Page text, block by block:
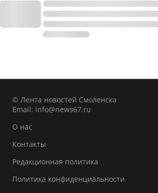
© Лента новостей Смоленска
Email: info@news67.ru
О нас
Контакты
Редакционная политика
Политика конфиденциальности